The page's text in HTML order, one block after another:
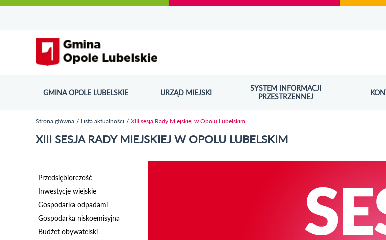
do
strony
do
menu
wyszukiwarki
ścieżki
nawigacyjnej
kategorii
aktualności
do
kalendarza
wydarzeń
do
galerii
do
stopki
GMINA OPOLE LUBELSKIE URZĄD MIEJSKI
SYSTEM INFORMACJI
PRZESTRZENNEJ
ODNOŚNIK OTWORZY SIĘ W NOWYM OKNIE
Strona główna Lista aktualności XIII sesja Rady Miejskiej w Opolu Lubelskim
XIII SESJA RADY MIEJSKIEJ W OPOLU LUBELSKIM
Przedsiębiorczość
Inwestycje wiejskie
Gospodarka odpadami
Gospodarka niskoemisyjna
Budżet obywatelski